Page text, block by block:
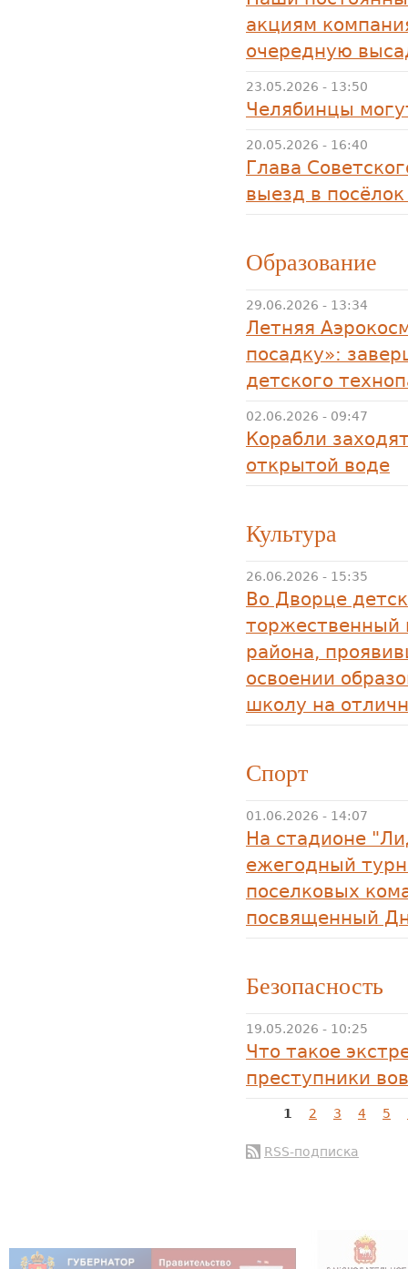
акциям
очередную
23.05.2026 - 13:50
Челябинцы
20.05.2026 - 16:40
Глава
выезд в
Образование
29.06.2026 - 13:34
Летняя
посадку»:
детского
02.06.2026 - 09:47
Корабли
открытой воде
Культура
26.06.2026 - 15:35
Во Дворце
торжественный
района,
освоении
школу на
Спорт
01.06.2026 - 14:07
На стадионе
ежегодный
поселковых
посвященный
Безопасность
19.05.2026 - 10:25
Что такое
преступники
Страницы
1 2 3 4 5
RSS-подписка